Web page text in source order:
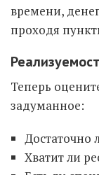
времени,
проходя
Теперь
задуманное:
Достаточно
Хватит ли